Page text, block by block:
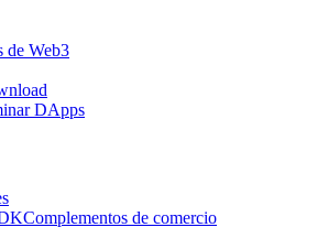
de Web3
DApps
Complementos de comercio